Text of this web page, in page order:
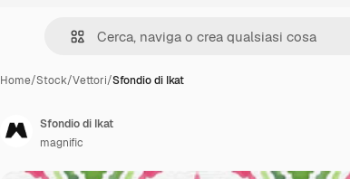
Home/Stock/Vettori/Sfondio di Ikat
Sfondio di Ikat
magnific